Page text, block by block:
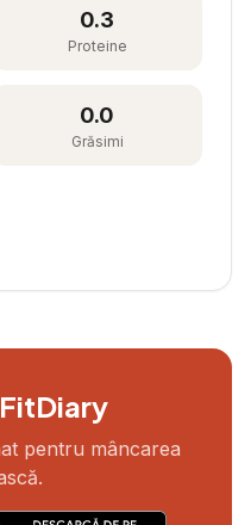
0.3
Proteine
0.0
Grăsimi
pentru mâncarea